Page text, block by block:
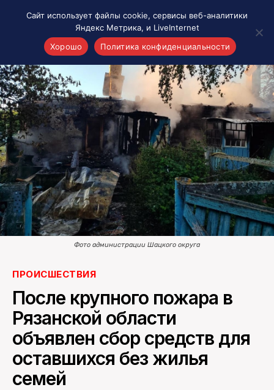
Акценты
Материалы о Рязани и области
Проекты 7 инфо
Здоровье
Интересное
Новости кино и ТВ
Новости России
Политика
Новости мира
Все материалы 7инфо
ПОИСК ПО САЙТУ
Фото администрации Шацкого округа
ПРОИСШЕСТВИЯ
После крупного пожара в
Рязанской области
объявлен сбор средств для
оставшихся без жилья
семей
Сайт использует файлы cookie, сервисы веб-аналитики
Яндекс Метрика, и LiveInternet
Хорошо
Политика конфиденциальности